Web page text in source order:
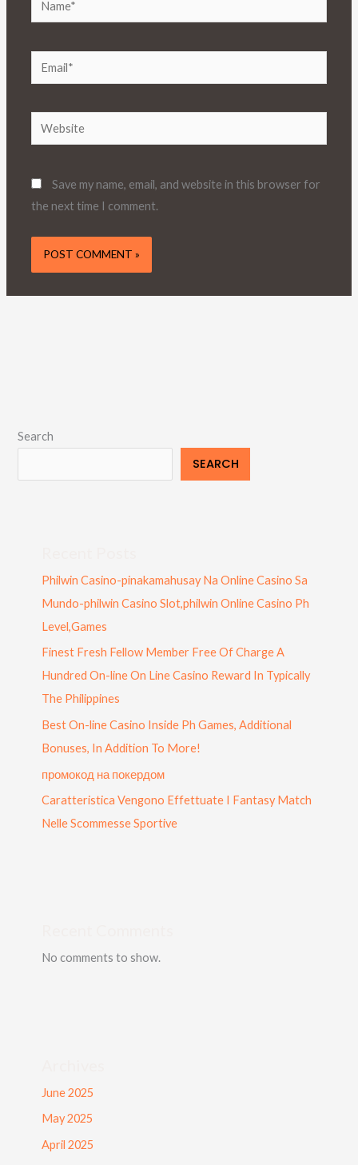
Email*
Website
Save my name, email, and website in this browser for
the next time I comment.
Search
SEARCH
Philwin Casino-pinakamahusay Na Online Casino Sa
Mundo-philwin Casino Slot,philwin Online Casino Ph
Level,Games
Finest Fresh Fellow Member Free Of Charge A
Hundred On-line On Line Casino Reward In Typically
The Philippines
Best On-line Casino Inside Ph Games, Additional
Bonuses, In Addition To More!
промокод на покердом
Caratteristica Vengono Effettuate I Fantasy Match
Nelle Scommesse Sportive
No comments to show.
June 2025
May 2025
April 2025